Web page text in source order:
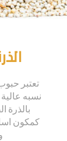
تعتبر
نسبه
بالذرة
كمكون